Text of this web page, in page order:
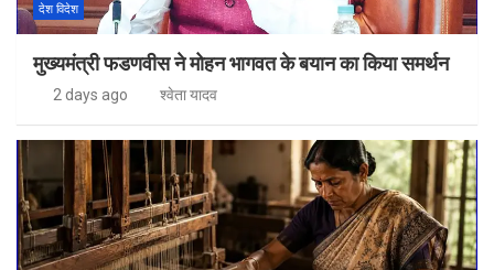
देश विदेश
मुख्यमंत्री फडणवीस ने मोहन भागवत के बयान का किया समर्थन
2 days ago श्वेता यादव